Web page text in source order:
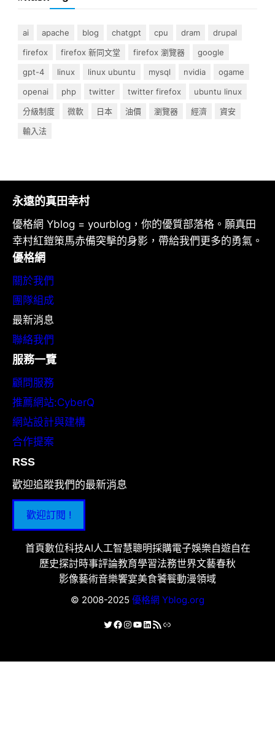
ai apache blog chatgpt cpu dram
drupal
firefox
firefox 新同文堂 firefox 瀏覽器
google
gpt-4
linux linux ubuntu mysql nvidia
ogame
openai
php twitter twitter firefox
ubuntu linux
分級制度
微軟 日本 油價 瀏覽器 經濟
資安
輸入法
永遠的真田幸村
優格網 Yblog = yourblog，你的優質部落格。願真田
幸村紅鎧策馬赤備突擊的身影，帶給我們更多的勇氣。
優格網
關於我們
團隊組成
最新消息
聯絡我們
服務一覽
顧問服務
推薦網站:CyberQ
網站設計與建構
合作提案
RSS
歡迎追蹤我們的最新消息
歡迎訂閱 !
首頁數位科技AI人工智慧聰明採購電子娛樂自遊自在
歷史探討時事評論教育學習法務世界文藝春秋
影像藝術音樂饗宴美食饕餮動漫領域
© 2008-2025 優格網 Yblog.org
X Facebook
Instagram
YouTube
LinkedIn
RSS 資訊提供連結